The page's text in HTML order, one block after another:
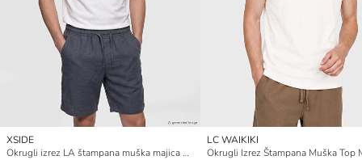
XSIDE
Okrugli izrez LA štampana muška majica bez rukava
LC WAIKIKI
Okrugli Izrez Štampana Muška Top